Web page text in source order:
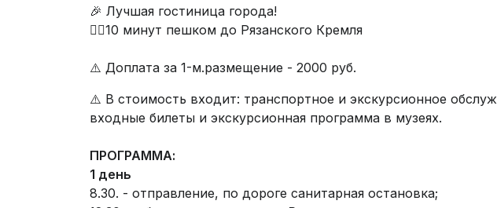
🎉 Лучшая гостиница города!
🏃‍♀️10 минут пешком до Рязанского Кремля
⚠️ Доплата за 1-м.размещение - 2000 руб.
⚠️ В стоимость входит: транспортное и экскурсионное
входные билеты и экскурсионная программа в музеях.
ПРОГРАММА:
1 день
8.30. - отправление, по дороге санитарная остановка;